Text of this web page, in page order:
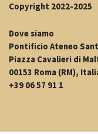
Copyright 2022-2025
Dove siamo
Pontificio Ateneo
Piazza Cavalieri di
00153 Roma (RM),
+39 06 57 91 1